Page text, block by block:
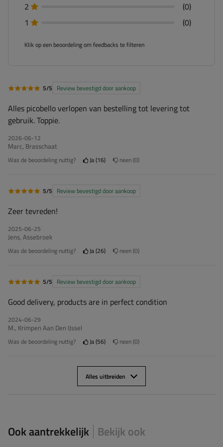
2
(0)
1
(0)
Klik op een beoordeling om feedbacks te filteren
5/5 Review bevestigd door aankoop
Alles picobello verlopen van bestelling tot levering tot
gebruik. Toppie.
2026-06-12
Marc, Brasschaat
Was de beoordeling nuttig? Ja 16 neen 0
5/5 Review bevestigd door aankoop
Zeer tevreden!
2025-06-25
Jens, Assebroek
Was de beoordeling nuttig? Ja 26 neen 0
5/5 Review bevestigd door aankoop
Good delivery, products are in perfect condition
2024-06-29
M., Krimpen Aan Den IJssel
Was de beoordeling nuttig? Ja 56 neen 0
Alles uitbreiden
Ook aantrekkelijk Bekijk ook